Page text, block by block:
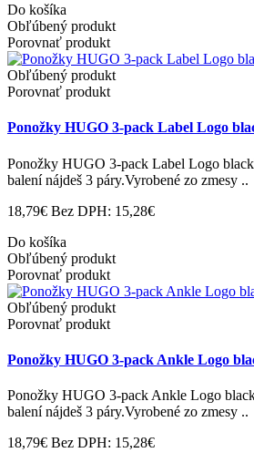
Do košíka
Obľúbený produkt
Porovnať produkt
Obľúbený produkt
Porovnať produkt
Ponožky HUGO 3-pack Label Logo
Ponožky HUGO 3-pack Label Logo
balení nájdeš 3 páry.Vyrobené zo zmesy ..
18,79€ Bez DPH: 15,28€
Do košíka
Obľúbený produkt
Porovnať produkt
Obľúbený produkt
Porovnať produkt
Ponožky HUGO 3-pack Ankle Logo
Ponožky HUGO 3-pack Ankle Logo
balení nájdeš 3 páry.Vyrobené zo zmesy ..
18,79€ Bez DPH: 15,28€